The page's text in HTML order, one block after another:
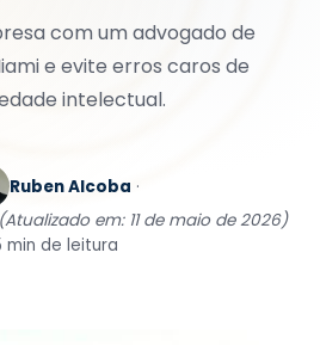
com um advogado de
e evite erros caros de
intelectual.
Ruben Alcoba ·
(Atualizado em: 11 de maio de 2026)
min de leitura